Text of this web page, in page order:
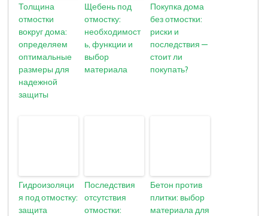
Толщина
отмостки
вокруг дома:
определяем
оптимальные
размеры для
надежной
защиты
Щебень под
отмостку:
необходимост
ь, функции и
выбор
материала
Покупка дома
без отмостки:
риски и
последствия —
стоит ли
покупать?
Гидроизоляци
я под отмостку:
защита
Последствия
отсутствия
отмостки:
Бетон против
плитки: выбор
материала для